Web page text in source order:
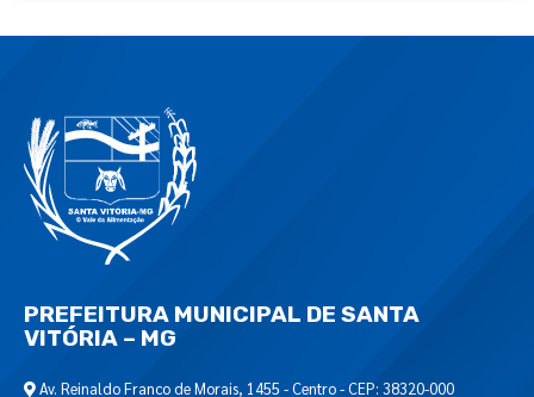
PREFEITURA MUNICIPAL DE SANTA
VITÓRIA – MG
Av. Reinaldo Franco de Morais, 1455 - Centro - CEP: 38320-000